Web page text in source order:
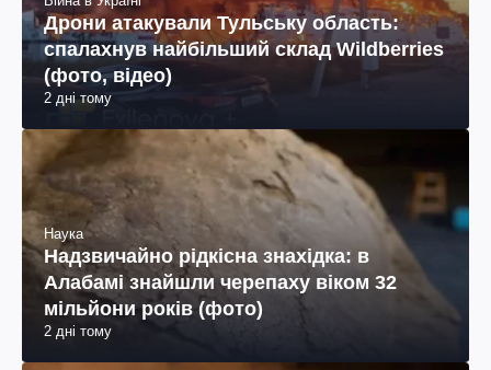
Наука
Надзвичайно рідкісна знахідка: в
Алабамі знайшли черепаху віком 32
мільйони років (фото)
2 дні тому